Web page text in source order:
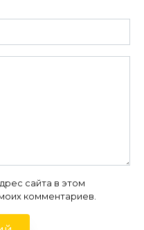
сайта в этом
комментариев.